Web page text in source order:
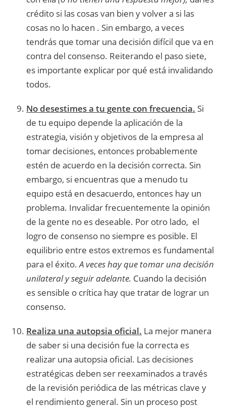
crédito si las cosas van bien y volver a si las
cosas no lo hacen . Sin embargo, a veces
tendrás que tomar una decisión difícil que va en
contra del consenso. Reiterando el paso siete,
es importante explicar por qué está invalidando
todos.
No desestimes a tu gente con frecuencia. Si
de tu equipo depende la aplicación de la
estrategia, visión y objetivos de la empresa al
tomar decisiones, entonces probablemente
estén de acuerdo en la decisión correcta. Sin
embargo, si encuentras que a menudo tu
equipo está en desacuerdo, entonces hay un
problema. Invalidar frecuentemente la opinión
de la gente no es deseable. Por otro lado, el
logro de consenso no siempre es posible. El
equilibrio entre estos extremos es fundamental
para el éxito.A veces hay que tomar una decisión
unilateral y seguir adelante. Cuando la decisión
es sensible o crítica hay que tratar de lograr un
consenso.
Realiza una autopsia oficial. La mejor manera
de saber si una decisión fue la correcta es
realizar una autopsia oficial. Las decisiones
estratégicas deben ser reexaminados a través
de la revisión periódica de las métricas clave y
el rendimiento general. Sin un proceso post